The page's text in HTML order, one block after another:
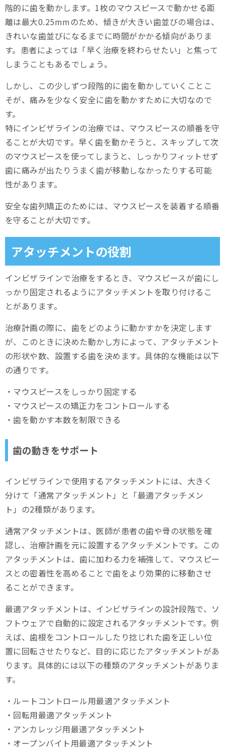
階的に歯を動かします。1枚のマウスピースで動かせる距
離は最大0.25mmのため、傾きが大きい歯並びの場合は、
きれいな歯並びになるまでに時間がかかる傾向がありま
す。患者によっては「早く治療を終わらせたい」と焦って
しまうこともあるでしょう。
しかし、この少しずつ段階的に歯を動かしていくことこ
そが、痛みを少なく安全に歯を動かすために大切なので
す。
特にインビザラインの治療では、マウスピースの順番を守
ることが大切です。早く歯を動かそうと、スキップして次
のマウスピースを使ってしまうと、しっかりフィットせず
歯に痛みが出たりうまく歯が移動しなかったりする可能
性があります。
安全な歯列矯正のためには、マウスピースを装着する順番
を守ることが大切です。
アタッチメントの役割
インビザラインで治療をするとき、マウスピースが歯にし
っかり固定されるようにアタッチメントを取り付けるこ
とがあります。
治療計画の際に、歯をどのように動かすかを決定します
が、このときに決めた動かし方によって、アタッチメント
の形状や数、設置する歯を決めます。具体的な機能は以下
の通りです。
・マウスピースをしっかり固定する
・マウスピースの矯正力をコントロールする
・歯を動かす本数を制限できる
歯の動きをサポート
インビザラインで使用するアタッチメントには、大きく
分けて「通常アタッチメント」と「最適アタッチメン
ト」の2種類があります。
通常アタッチメントは、医師が患者の歯や骨の状態を確
認し、治療計画を元に設置するアタッチメントです。この
アタッチメントは、歯に加わる力を補強して、マウスピー
スとの密着性を高めることで歯をより効果的に移動させ
ることができます。
最適アタッチメントは、インビザラインの設計段階で、ソ
フトウェアで自動的に設定されるアタッチメントです。例
えば、歯根をコントロールしたり捻じれた歯を正しい位
置に回転させたりなど、目的に応じたアタッチメントがあ
ります。具体的には以下の種類のアタッチメントがありま
す。
・ルートコントロール用最適アタッチメント
・回転用最適アタッチメント
・アンカレッジ用最適アタッチメント
・オープンバイト用最適アタッチメント